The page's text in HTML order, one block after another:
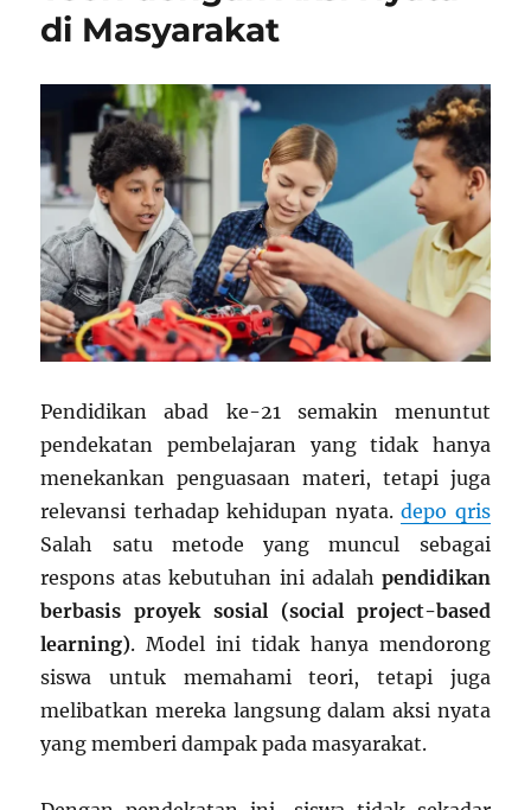
di Masyarakat
Pendidikan abad ke-21 semakin menuntut
pendekatan pembelajaran yang tidak hanya
menekankan penguasaan materi, tetapi juga
relevansi terhadap kehidupan nyata.depo qris
Salah satu metode yang muncul sebagai
respons atas kebutuhan ini adalah pendidikan
berbasis proyek sosial (social project-based
learning). Model ini tidak hanya mendorong
siswa untuk memahami teori, tetapi juga
melibatkan mereka langsung dalam aksi nyata
yang memberi dampak pada masyarakat.